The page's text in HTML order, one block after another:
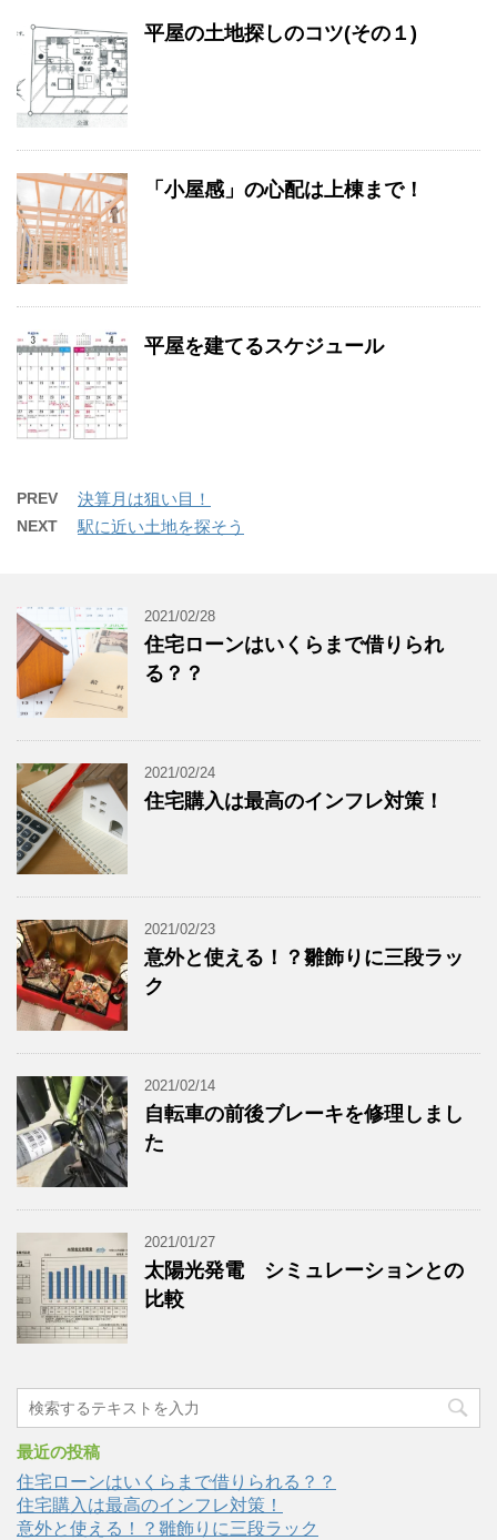
平屋の土地探しのコツ(その１)
「小屋感」の心配は上棟まで！
平屋を建てるスケジュール
PREV 決算月は狙い目！
NEXT 駅に近い土地を探そう
2021/02/28
住宅ローンはいくらまで借りられ
る？？
2021/02/24
住宅購入は最高のインフレ対策！
2021/02/23
意外と使える！？雛飾りに三段ラッ
ク
2021/02/14
自転車の前後ブレーキを修理しまし
た
2021/01/27
太陽光発電 シミュレーションとの
比較
最近の投稿
住宅ローンはいくらまで借りられる？？
住宅購入は最高のインフレ対策！
意外と使える！？雛飾りに三段ラック